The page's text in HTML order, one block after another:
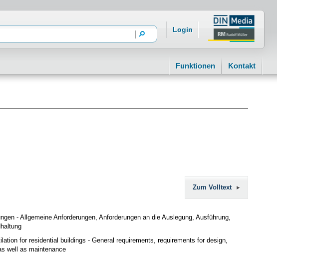
Login
Funktionen Kontakt
Zum Volltext
- Allgemeine Anforderungen, Anforderungen an die Auslegung, Ausführung,
for residential buildings - General requirements, requirements for design,
well as maintenance